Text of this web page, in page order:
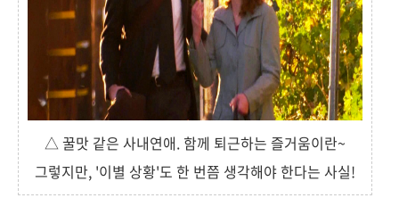
△ 꿀맛 같은 사내연애. 함께 퇴근하는 즐거움이란~
그렇지만, '이별 상황'도 한 번쯤 생각해야 한다는 사실!